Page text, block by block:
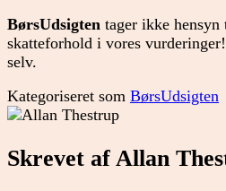
BørsUdsigten tager ikke
skatteforhold i vores
selv.
Kategoriseret som BørsUdsigten
Skrevet af Allan